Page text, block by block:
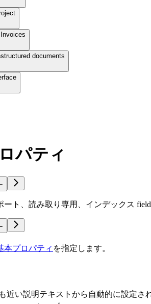
documents
パティ
ート、読み取り専用、インデックス
本プロパティ を指定します。
近い説明テキストから自動的に設定さ